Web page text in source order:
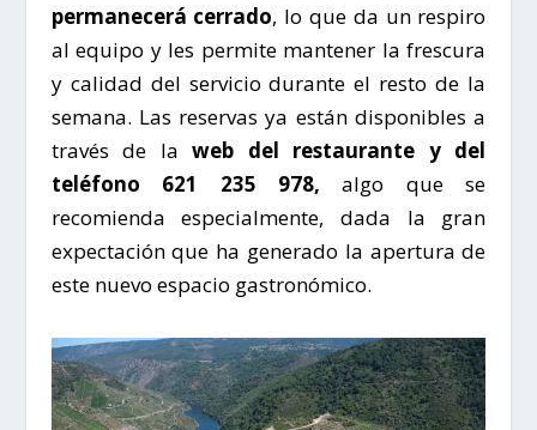
permanecerá cerrado, lo que da un respiro
al equipo y les permite mantener la frescura
y calidad del servicio durante el resto de la
semana. Las reservas ya están disponibles a
través de laweb del restaurante y del
teléfono 621 235 978, algo que se
recomienda especialmente, dada la gran
expectación que ha generado la apertura de
este nuevo espacio gastronómico.